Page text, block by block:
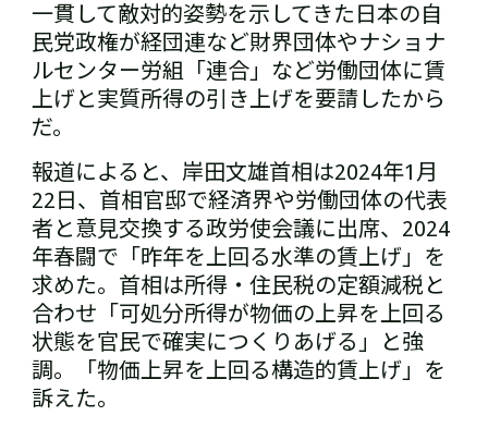
一貫して敵対的姿勢を示してきた日本の自
民党政権が経団連など財界団体やナショナ
ルセンター労組「連合」など労働団体に賃
上げと実質所得の引き上げを要請したから
だ。
報道によると、岸田文雄首相は2024年1月
22日、首相官邸で経済界や労働団体の代表
者と意見交換する政労使会議に出席、2024
年春闘で「昨年を上回る水準の賃上げ」を
求めた。首相は所得・住民税の定額減税と
合わせ「可処分所得が物価の上昇を上回る
状態を官民で確実につくりあげる」と強
調。「物価上昇を上回る構造的賃上げ」を
訴えた。